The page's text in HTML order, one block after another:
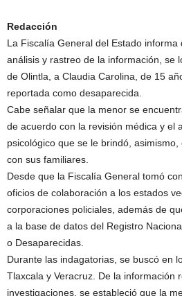
Redacción
La Fiscalía General del Estado
análisis y rastreo de la información, se
de Olintla, a Claudia Carolina, de 15
reportada como desaparecida.
Cabe señalar que la menor se
de acuerdo con la revisión médica y el
psicológico que se le brindó,
con sus familiares.
Desde que la Fiscalía General tomó
oficios de colaboración a los estados
corporaciones policiales, además de
a la base de datos del Registro
o Desaparecidas.
Durante las indagatorias, se buscó en
Tlaxcala y Veracruz. De la información
investigaciones, se estableció que la